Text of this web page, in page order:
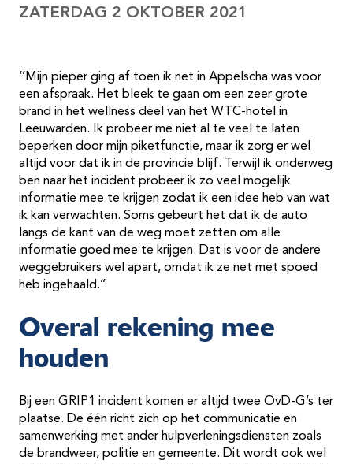
ZATERDAG 2 OKTOBER 2021
‘’Mijn pieper ging af toen ik net in Appelscha was voor
een afspraak. Het bleek te gaan om een zeer grote
brand in het wellness deel van het WTC-hotel in
Leeuwarden. Ik probeer me niet al te veel te laten
beperken door mijn piketfunctie, maar ik zorg er wel
altijd voor dat ik in de provincie blijf. Terwijl ik onderweg
ben naar het incident probeer ik zo veel mogelijk
informatie mee te krijgen zodat ik een idee heb van wat
ik kan verwachten. Soms gebeurt het dat ik de auto
langs de kant van de weg moet zetten om alle
informatie goed mee te krijgen. Dat is voor de andere
weggebruikers wel apart, omdat ik ze net met spoed
heb ingehaald.’’
Overal rekening mee
houden
Bij een GRIP1 incident komen er altijd twee OvD-G’s ter
plaatse. De één richt zich op het communicatie en
samenwerking met ander hulpverleningsdiensten zoals
de brandweer, politie en gemeente. Dit wordt ook wel